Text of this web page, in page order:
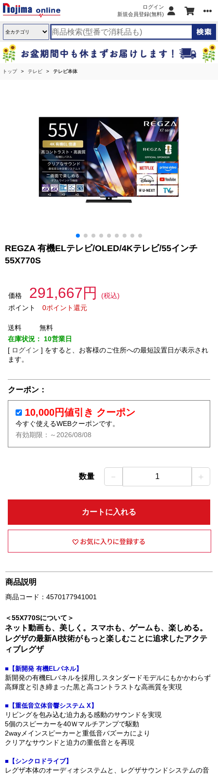
ログイン
新規会員登録(無料)
トップ テレビ テレビ本体
REGZA 有機ELテレビ/OLED/4Kテレビ/55インチ
55X770S
価格 291,667円
(税込)
ポイント
0ポイント還元
送料
無料
在庫状況： 10営業日
[ ログイン ] をすると、お客様のご住所への最短設置日が表示され
ます。
クーポン：
10,000円値引き クーポン
今すぐ使えるWEBクーポンです。
有効期限：～2026/08/08
数量 － 1 ＋
カートに入れる
商品説明
商品コード：4570177941001
＜55X770Sについて＞
ネット動画も、美しく。スマホも、ゲームも、楽しめる。
レグザの最新AI技術がもっと楽しむことに追求したアクテ
ィブレグザ
■【新開発 有機ELパネル】
新開発の有機ELパネルを採用しスタンダードモデルにもかかわらず
高輝度と引き締まった黒と高コントラストな高画質を実現
■【重低音立体音響システム X】
リビングを包み込む迫力ある感動のサウンドを実現
5個のスピーカーを40Ｗマルチアンプで駆動
2wayメインスピーカーと重低音バズーカにより
クリアなサウンドと迫力の重低音とを再現
■【シンクロドライブ】
レグザ本体のオーディオシステムと、レグザサウンドシステムの音